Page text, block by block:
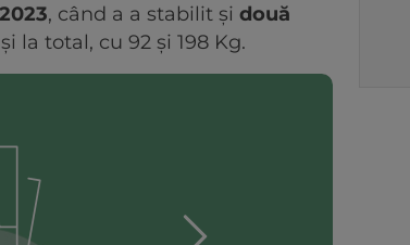
, când a a stabilit și două
la total, cu 92 și 198 Kg.